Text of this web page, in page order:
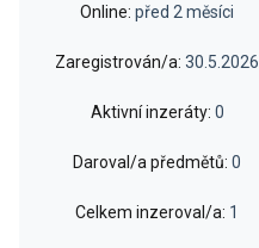
Online: před 2 měsíci
Zaregistrován/a: 30.5.2026
Aktivní inzeráty: 0
Daroval/a předmětů: 0
Celkem inzeroval/a: 1